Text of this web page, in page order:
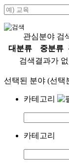
관심분야 검
대분류
중분류
검색결과가
선택된 분야 (선택
카테고리
카테고리